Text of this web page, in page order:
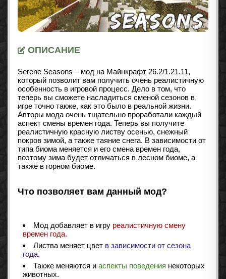
ОПИСАНИЕ
Serene Seasons – мод на Майнкрафт 26.2/1.21.11,
который позволит вам получить очень реалистичную
особенность в игровой процесс. Дело в том, что
теперь вы сможете насладиться сменой сезонов в
игре точно также, как это было в реальной жизни.
Авторы мода очень тщательно проработали каждый
аспект смены времен года. Теперь вы получите
реалистичную красную листву осенью, снежный
покров зимой, а также таяние снега. В зависимости от
типа биома меняется и его смена времен года,
поэтому зима будет отличаться в лесном биоме, а
также в горном биоме.
Что позволяет вам данный мод?
Мод добавляет в игру реалистичную смену
времен года.
Листва меняет цвет в зависимости от сезона
года.
Также меняются и аспекты поведения некоторых
животных.